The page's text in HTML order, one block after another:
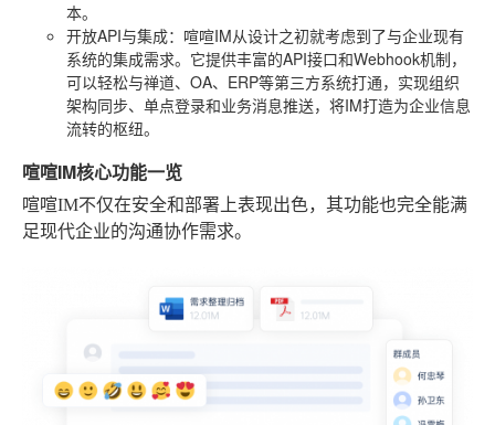
本。
开放API与集成：喧喧IM从设计之初就考虑到了与企业现有
系统的集成需求。它提供丰富的API接口和Webhook机制，
可以轻松与禅道、OA、ERP等第三方系统打通，实现组织
架构同步、单点登录和业务消息推送，将IM打造为企业信息
流转的枢纽。
喧喧IM核心功能一览
喧喧IM不仅在安全和部署上表现出色，其功能也完全能满
足现代企业的沟通协作需求。